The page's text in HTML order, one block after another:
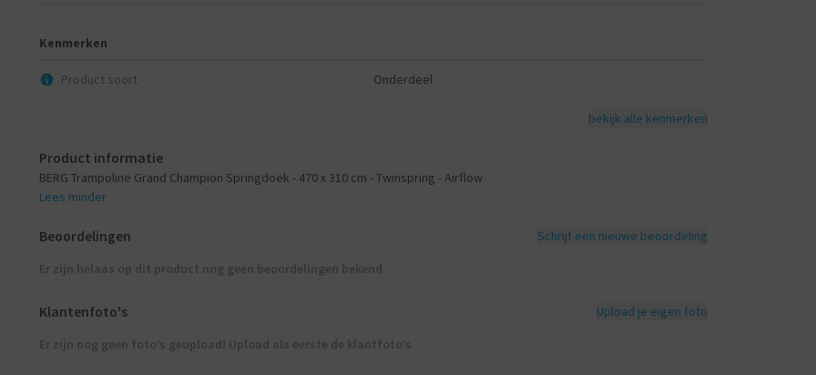
Kenmerken
Product soort Onderdeel
bekijk alle kenmerken
Product informatie
BERG Trampoline Grand Champion Springdoek - 470 x 310 cm - Twinspring - Airflow
Lees minder
Beoordelingen
Schrijf een nieuwe beoordeling
Er zijn helaas op dit product nog geen beoordelingen bekend
Klantenfoto's
Upload je eigen foto
Er zijn nog geen foto’s geupload! Upload als eerste de klantfoto’s